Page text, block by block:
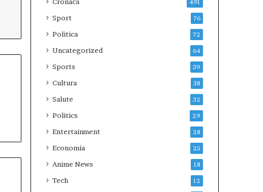
491
Sport 76
Politica 72
Uncategorized 64
Sports 39
Cultura 38
Salute 32
Politics 29
Entertainment 28
Economia 25
Anime News 18
Tech 12